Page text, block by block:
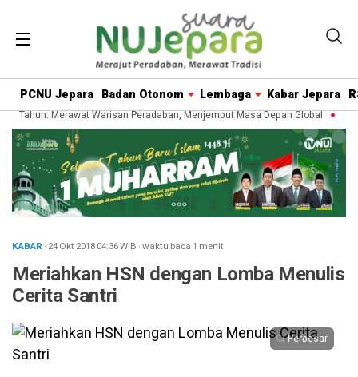
PCNU Jepara Badan Otonom Lembaga Kabar Jepara
Tahun: Merawat Warisan Peradaban, Menjemput Masa Depan Global 35
KABAR · 24 Okt 201804:36WIB ·waktu baca 1 menit
Meriahkan HSN dengan Lomba Menulis
Cerita Santri
Perbesar